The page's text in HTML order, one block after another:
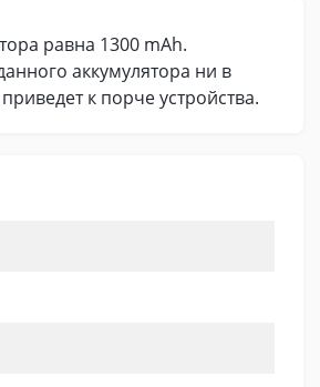
равна 1300 mAh.
аккумулятора ни в
к порче устройства.